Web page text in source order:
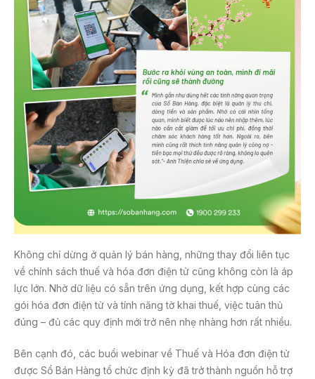
Không chỉ dừng ở quản lý bán hàng, những thay đổi liên tục
về chính sách thuế và hóa đơn điện tử cũng không còn là áp
lực lớn. Nhờ dữ liệu có sẵn trên ứng dụng, kết hợp cùng các
gói hóa đơn điện tử và tính năng tờ khai thuế, việc tuân thủ
đúng – đủ các quy định mới trở nên nhẹ nhàng hơn rất nhiều.
Bên cạnh đó, các buổi webinar về Thuế và Hóa đơn điện tử
được Sổ Bán Hàng tổ chức định kỳ đã trở thành nguồn hỗ trợ